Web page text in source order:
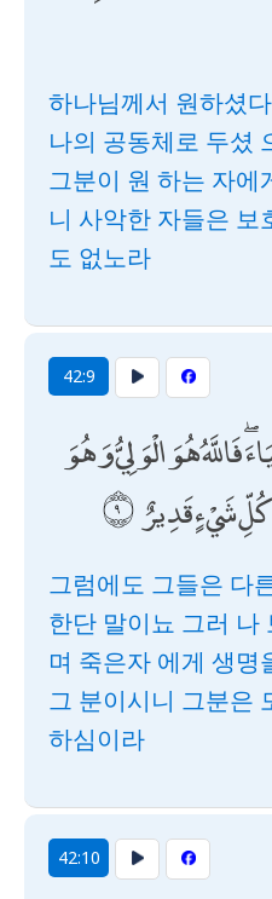
하나님께서 원하셨
나의 공동체로 두셨
그분이 원 하는 자에
니 사악한 자들은
도 없노라
42:9
فَاللَّهُ هُوَ الْوَلِيُّ وَهُوَ
شَيْءٍ قَدِيرٌ
그럼에도 그들은 다
한단 말이뇨 그러 나
며 죽은자 에게 생명
그 분이시니 그분은
하심이라
42:10